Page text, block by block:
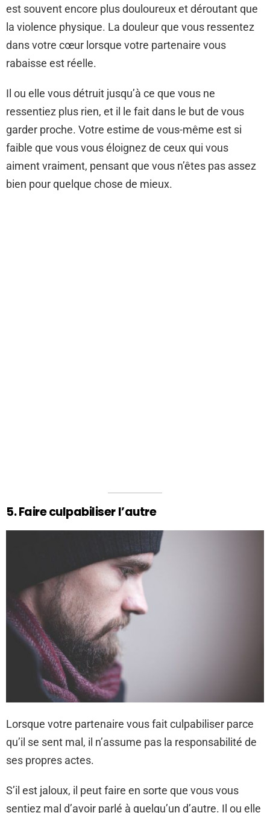
est souvent encore plus douloureux et déroutant que
la violence physique. La douleur que vous ressentez
dans votre cœur lorsque votre partenaire vous
rabaisse est réelle.
Il ou elle vous détruit jusqu’à ce que vous ne
ressentiez plus rien, et il le fait dans le but de vous
garder proche. Votre estime de vous-même est si
faible que vous vous éloignez de ceux qui vous
aiment vraiment, pensant que vous n’êtes pas assez
bien pour quelque chose de mieux.
5. Faire culpabiliser l’autre
Lorsque votre partenaire vous fait culpabiliser parce
qu’il se sent mal, il n’assume pas la responsabilité de
ses propres actes.
S’il est jaloux, il peut faire en sorte que vous vous
sentiez mal d’avoir parlé à quelqu’un d’autre. Il ou elle